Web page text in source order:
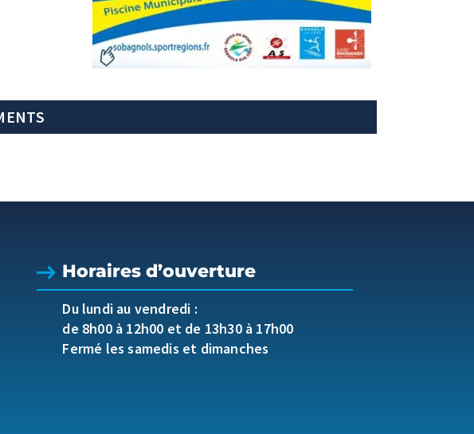
Horaires d’ouverture
Du lundi au vendredi :
de 8h00 à 12h00 et de 13h30 à 17h00
Fermé les samedis et dimanches